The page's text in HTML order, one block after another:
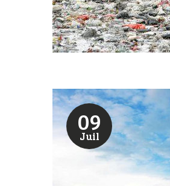
09
Juil